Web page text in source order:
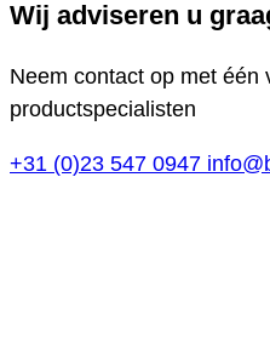
Wij adviseren u
Neem contact op met één
productspecialisten
+31 (0)23 547 0947